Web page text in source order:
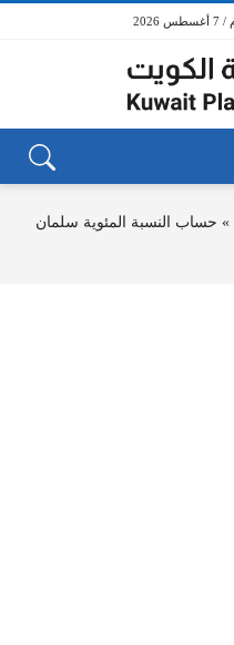
» حساب النسبة المئوية سلمان